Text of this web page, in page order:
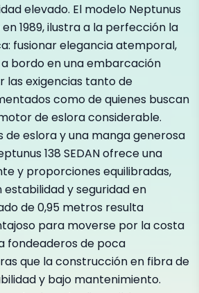
elevado. El modelo Neptunus
en 1989, ilustra a la perfección la
fusionar elegancia atemporal,
bordo en una embarcación
las exigencias tanto de
como de quienes buscan
de eslora considerable.
de eslora y una manga generosa
138 SEDAN ofrece una
y proporciones equilibradas,
y seguridad en
de 0,95 metros resulta
para moverse por la costa
fondeaderos de poca
que la construcción en fibra de
y bajo mantenimiento.